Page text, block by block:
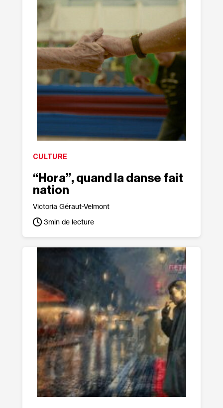
CULTURE
“Hora”, quand la danse fait
nation
Victoria Géraut-Velmont
3min de lecture